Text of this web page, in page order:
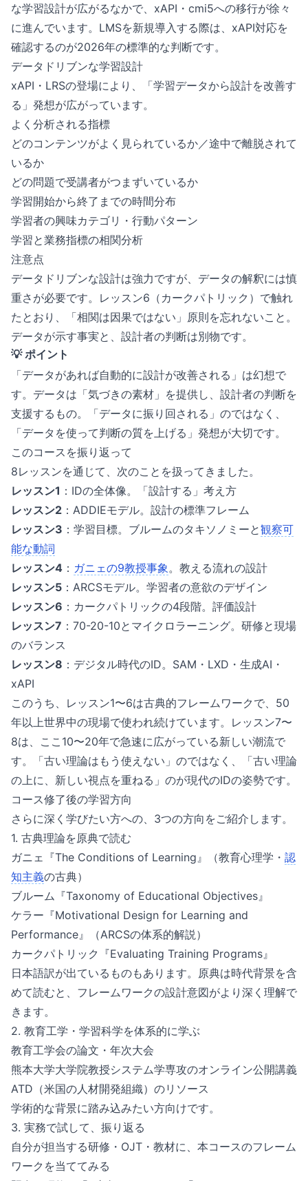
な学習設計が広がるなかで、xAPI・cmi5への移行が徐々
に進んでいます。LMSを新規導入する際は、xAPI対応を
確認するのが2026年の標準的な判断です。
データドリブンな学習設計
xAPI・LRSの登場により、「学習データから設計を改善す
る」発想が広がっています。
よく分析される指標
どのコンテンツがよく見られているか／途中で離脱されて
いるか
どの問題で受講者がつまずいているか
学習開始から終了までの時間分布
学習者の興味カテゴリ・行動パターン
学習と業務指標の相関分析
注意点
データドリブンな設計は強力ですが、データの解釈には慎
重さが必要です。レッスン6（カークパトリック）で触れ
たとおり、「相関は因果ではない」原則を忘れないこと。
データが示す事実と、設計者の判断は別物です。
💡 ポイント
「データがあれば自動的に設計が改善される」は幻想で
す。データは「気づきの素材」を提供し、設計者の判断を
支援するもの。「データに振り回される」のではなく、
「データを使って判断の質を上げる」発想が大切です。
このコースを振り返って
8レッスンを通じて、次のことを扱ってきました。
レッスン1 ：IDの全体像。「設計する」考え方
レッスン2 ：ADDIEモデル。設計の標準フレーム
レッスン3 ：学習目標。ブルームのタキソノミーと観察可
能な動詞
レッスン4 ： ガニェの9教授事象。教える流れの設計
レッスン5 ：ARCSモデル。学習者の意欲のデザイン
レッスン6 ：カークパトリックの4段階。評価設計
レッスン7 ：70-20-10とマイクロラーニング。研修と現場
のバランス
レッスン8 ：デジタル時代のID。SAM・LXD・生成AI・
xAPI
このうち、レッスン1〜6は古典的フレームワークで、50
年以上世界中の現場で使われ続けています。レッスン7〜
8は、ここ10〜20年で急速に広がっている新しい潮流で
す。「古い理論はもう使えない」のではなく、「古い理論
の上に、新しい視点を重ねる」のが現代のIDの姿勢です。
コース修了後の学習方向
さらに深く学びたい方への、3つの方向をご紹介します。
1. 古典理論を原典で読む
ガニェ『The Conditions of Learning』（教育心理学・ 認
知主義の古典）
ブルーム『Taxonomy of Educational Objectives』
ケラー『Motivational Design for Learning and
Performance』（ARCSの体系的解説）
カークパトリック『Evaluating Training Programs』
日本語訳が出ているものもあります。原典は時代背景を含
めて読むと、フレームワークの設計意図がより深く理解で
きます。
2. 教育工学・学習科学を体系的に学ぶ
教育工学会の論文・年次大会
熊本大学大学院教授システム学専攻のオンライン公開講義
ATD（米国の人材開発組織）のリソース
学術的な背景に踏み込みたい方向けです。
3. 実務で試して、振り返る
自分が担当する研修・OJT・教材に、本コースのフレーム
ワークを当ててみる